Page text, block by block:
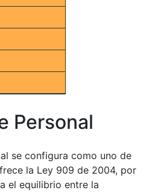
Personal
se configura como uno de
la Ley 909 de 2004, por
el equilibrio entre la